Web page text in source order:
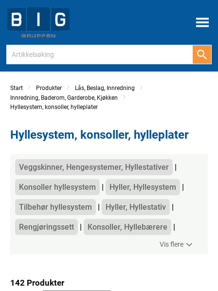
Meny
Start Produkter
Lås, Beslag, Innredning
Innredning, Baderom, Garderobe, Kjøkken
Hyllesystem, konsoller, hylleplater
Hyllesystem, konsoller, hylleplater
Kategorier
Veggskinner, Hengesystemer, Hyllestativer
Konsoller hyllesystem Hyller, Hyllesystem
Tilbehør hyllesystem Hyller, Hyllestativ
Rengjøringssett Konsoller, Hyllebærere
Vis flere
142 Produkter